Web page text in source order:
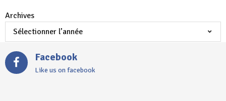
Archives
Facebook
Like us on facebook